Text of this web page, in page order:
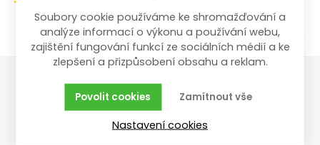
Vše o nákupu
Reklamace,
vrácení, servis
Soubory cookie používáme ke shromažďování a
analýze informací o výkonu a používání webu,
zajištění fungování funkcí ze sociálních médií a ke
zlepšení a přizpůsobení obsahu a reklam.
Zamítnout vše
Povolit cookies
Nastavení cookies